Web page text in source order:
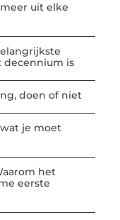
uit elke
decennium is
doen of niet
je moet
het
eerste